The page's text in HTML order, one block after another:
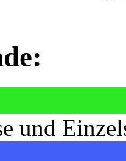
und